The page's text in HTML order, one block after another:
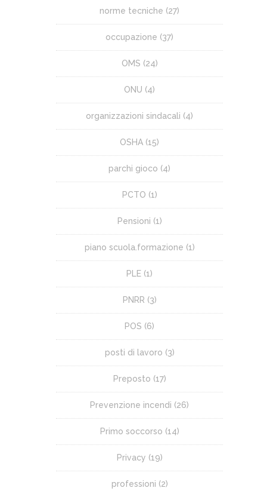
norme tecniche (27)
occupazione (37)
OMS (24)
ONU (4)
organizzazioni sindacali (4)
OSHA (15)
parchi gioco (4)
PCTO (1)
Pensioni (1)
piano scuola.formazione (1)
PLE (1)
PNRR (3)
POS (6)
posti di lavoro (3)
Preposto (17)
Prevenzione incendi (26)
Primo soccorso (14)
Privacy (19)
professioni (2)